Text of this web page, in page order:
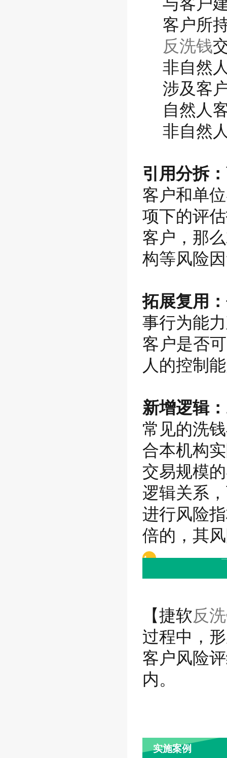
客户所
反洗钱
非自然
涉及客
自然人
非自然
引用分拆：
客户和单
项下的评
客户，那
构等风险
拓展复用：
事行为能
客户是否
人的控制
新增逻辑：
常见的洗
合本机构
交易规模
逻辑关系
进行风险
倍的，其
4
【捷软反
过程中，
客户风险
内。
实施案例